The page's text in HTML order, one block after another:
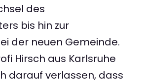
des
bis hin zur
der neuen Gemeinde.
Hirsch aus Karlsruhe
darauf verlassen, dass